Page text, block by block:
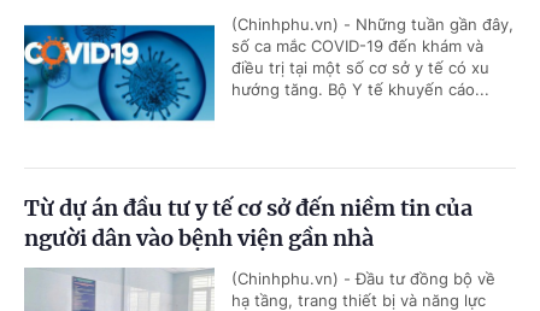
(Chinhphu.vn) - Những tuần gần đây,
số ca mắc COVID-19 đến khám và
điều trị tại một số cơ sở y tế có xu
hướng tăng. Bộ Y tế khuyến cáo...
Từ dự án đầu tư y tế cơ sở đến niềm tin của
người dân vào bệnh viện gần nhà
(Chinhphu.vn) - Đầu tư đồng bộ về
hạ tầng, trang thiết bị và năng lực